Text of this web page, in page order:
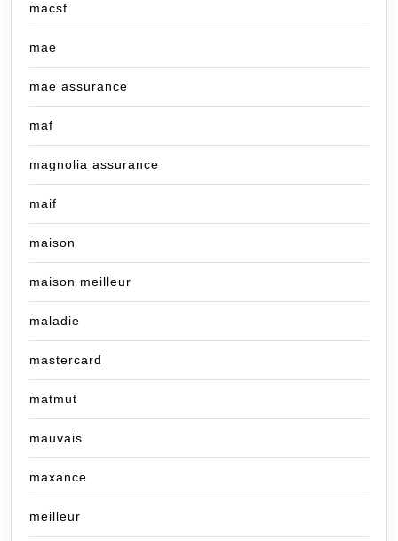
macsf
mae
mae assurance
maf
magnolia assurance
maif
maison
maison meilleur
maladie
mastercard
matmut
mauvais
maxance
meilleur